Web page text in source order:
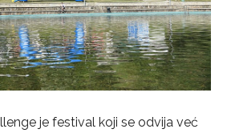
je festival koji se odvija već